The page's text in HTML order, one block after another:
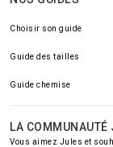
Choisir son guide
Guide des tailles
Guide chemise
LA COMMUNAUTÉ
Vous aimez Jules et